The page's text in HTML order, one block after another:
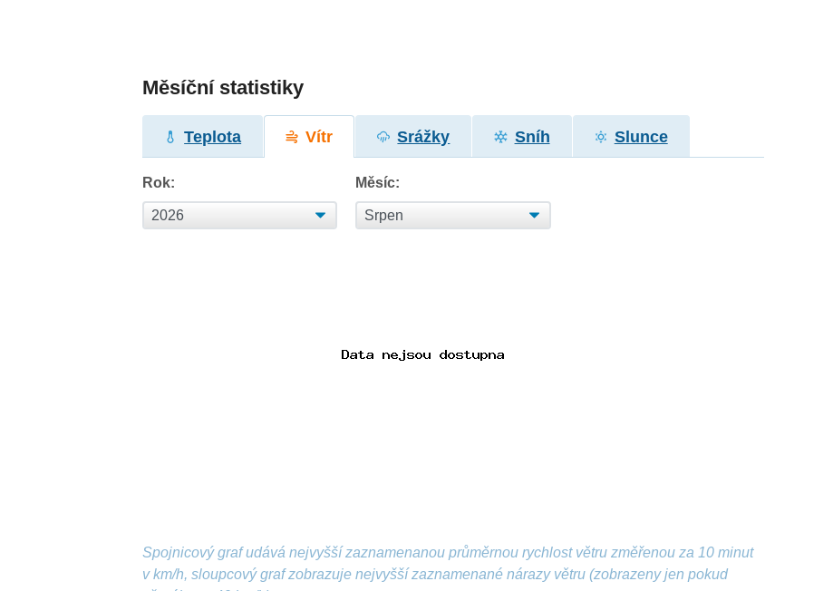
Měsíční statistiky
Teplota Vítr Srážky Sníh Slunce
Rok: Měsíc:
Spojnicový graf udává nejvyšší zaznamenanou průměrnou rychlost větru změřenou za 10 minut
v km/h, sloupcový graf zobrazuje nejvyšší zaznamenané nárazy větru (zobrazeny jen pokud